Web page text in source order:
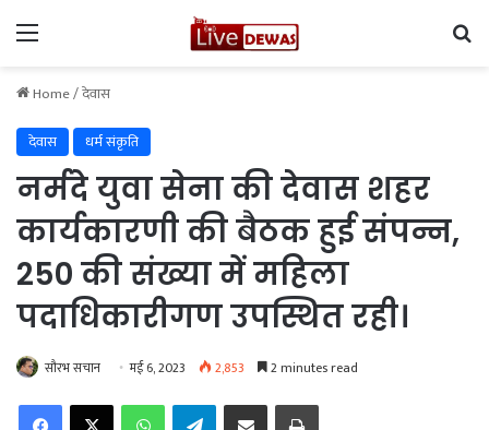
Menu
Home/देवास
देवास
धर्म संकृति
नर्मदे युवा सेना की देवास शहर
कार्यकारणी की बैठक हुई संपन्न,
250 की संख्या में महिला
पदाधिकारीगण उपस्थित रही।
सौरभ सचान मई 6, 2023 2,853 2 minutes read
FacebookX WhatsAppTelegramShare via Email Print